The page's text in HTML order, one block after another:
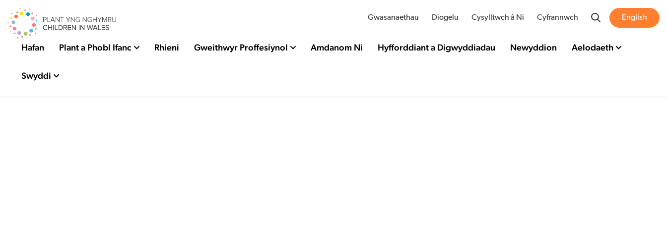
Gwasanaethau Diogelu Cysylltwch â Ni Cyfrannwch SearchEnglish
Hafan Plant a Phobl Ifanc Rhieni Gweithwyr Proffesiynol Amdanom Ni Hyfforddiant a Digwyddiadau Newyddion Aelodaeth
Swyddi